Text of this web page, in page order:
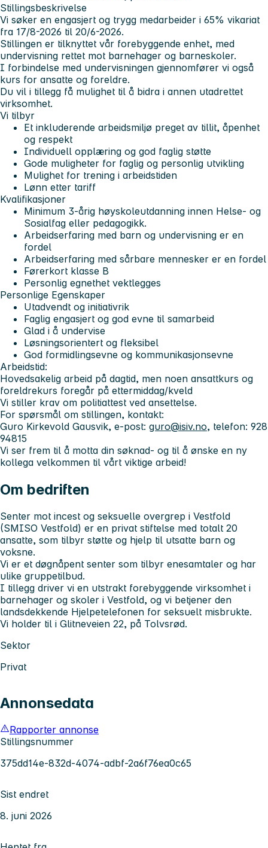
Stillingsbeskrivelse
Vi søker en engasjert og trygg medarbeider i 65% vikariat
fra 17/8-2026 til 20/6-2026.
Stillingen er tilknyttet vår forebyggende enhet, med
undervisning rettet mot barnehager og barneskoler.
I forbindelse med undervisningen gjennomfører vi også
kurs for ansatte og foreldre.
Du vil i tillegg få mulighet til å bidra i annen utadrettet
virksomhet.
Vi tilbyr
Et inkluderende arbeidsmiljø preget av tillit, åpenhet
og respekt
Individuell opplæring og god faglig støtte
Gode muligheter for faglig og personlig utvikling
Mulighet for trening i arbeidstiden
Lønn etter tariff
Kvalifikasjoner
Minimum 3-årig høyskoleutdanning innen Helse- og
Sosialfag eller pedagogikk.
Arbeidserfaring med barn og undervisning er en
fordel
Arbeidserfaring med sårbare mennesker er en fordel
Førerkort klasse B
Personlig egnethet vektlegges
Personlige Egenskaper
Utadvendt og initiativrik
Faglig engasjert og god evne til samarbeid
Glad i å undervise
Løsningsorientert og fleksibel
God formidlingsevne og kommunikasjonsevne
Arbeidstid:
Hovedsakelig arbeid på dagtid, men noen ansattkurs og
foreldrekurs foregår på ettermiddag/kveld
Vi stiller krav om politiattest ved ansettelse.
For spørsmål om stillingen, kontakt:
Guro Kirkevold Gausvik, e-post: guro@isiv.no, telefon: 928
94815
Vi ser frem til å motta din søknad- og til å ønske en ny
kollega velkommen til vårt viktige arbeid!
Om bedriften
Senter mot incest og seksuelle overgrep i Vestfold
(SMISO Vestfold) er en privat stiftelse med totalt 20
ansatte, som tilbyr støtte og hjelp til utsatte barn og
voksne.
Vi er et døgnåpent senter som tilbyr enesamtaler og har
ulike gruppetilbud.
I tillegg driver vi en utstrakt forebyggende virksomhet i
barnehager og skoler i Vestfold, og vi betjener den
landsdekkende Hjelpetelefonen for seksuelt misbrukte.
Vi holder til i Glitneveien 22, på Tolvsrød.
Sektor
Privat
Annonsedata
Rapporter annonse
Stillingsnummer
375dd14e-832d-4074-adbf-2a6f76ea0c65
Sist endret
8. juni 2026